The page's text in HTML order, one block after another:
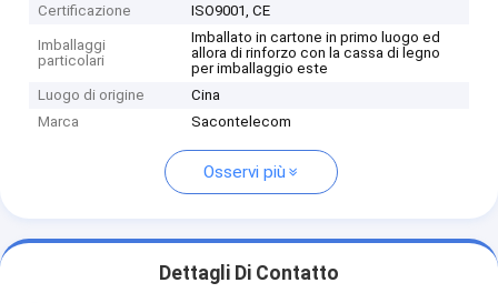
Certificazione ISO9001, CE
Imballaggi
particolari
Imballato in cartone in primo luogo ed
allora di rinforzo con la cassa di legno
per imballaggio este
Luogo di origine
Cina
Marca
Sacontelecom
Osservi più
Dettagli Di Contatto